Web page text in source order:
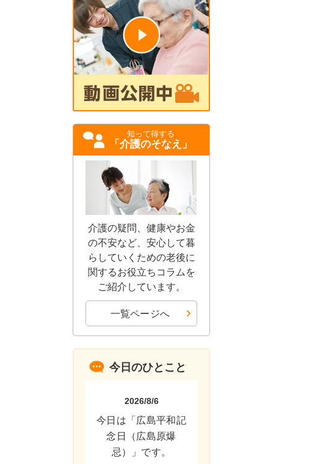
知って得する
「介護のそなえ」
介護の疑問、健康やお金
の不安など、安心して暮
らしていくための老後に
関するお役立ちコラムを
ご紹介しています。
一覧ページへ
今日のひとこと
2026/8/6
今日は「広島平和記
念日（広島原爆
忌）」です。